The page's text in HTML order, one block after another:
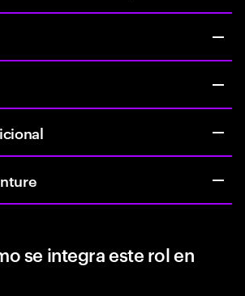
se integra este rol en